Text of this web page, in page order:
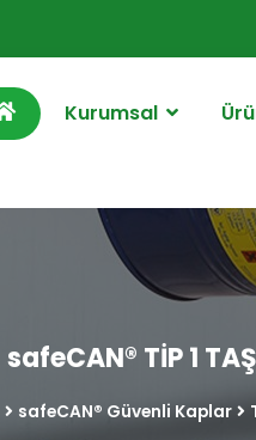
Kurumsal
safeCAN® TİP 1
safeCAN® Güvenli Kaplar